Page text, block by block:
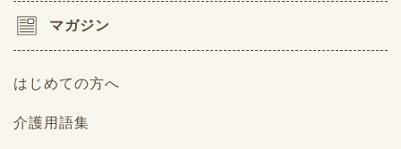
マガジン
はじめての方へ
介護用語集